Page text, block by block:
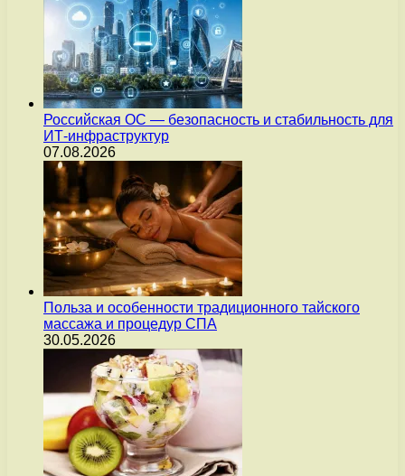
Российская ОС — безопасность и стабильность для
ИТ-инфраструктур
07.08.2026
Польза и особенности традиционного тайского
массажа и процедур СПА
30.05.2026